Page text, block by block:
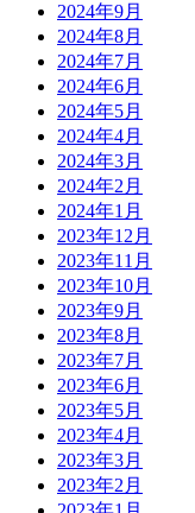
2024年9月
2024年8月
2024年7月
2024年6月
2024年5月
2024年4月
2024年3月
2024年2月
2024年1月
2023年12月
2023年11月
2023年10月
2023年9月
2023年8月
2023年7月
2023年6月
2023年5月
2023年4月
2023年3月
2023年2月